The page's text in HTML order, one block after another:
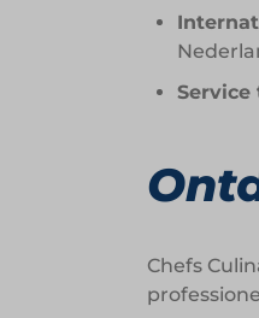
Chefs